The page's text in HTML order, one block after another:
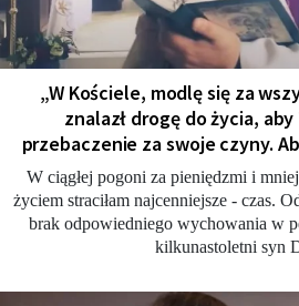
„W Kościele, modlę się za
znalazł drogę do życia,
przebaczenie za swoje czyny.
W ciągłej pogoni za pieniędzmi i
życiem straciłam najcenniejsze - czas.
brak odpowiedniego wychowania w
kilkunastoletni syn